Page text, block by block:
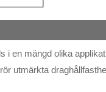
i en mängd olika
utmärkta